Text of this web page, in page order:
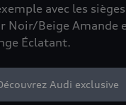
avec les
Noir/Beige Amande
Éclatant.
Audi exclusive